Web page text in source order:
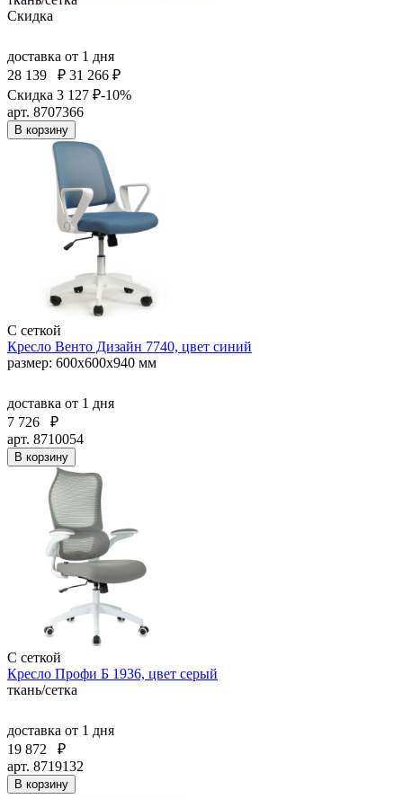
Скидка
доставка от 1 дня
28 139
₽ 31 266 ₽
Скидка 3 127 ₽-10%
арт. 8707366
В корзину
С сеткой
Кресло Венто Дизайн 7740, цвет синий
размер: 600х600х940 мм
доставка от 1 дня
7 726
₽
арт. 8710054
В корзину
С сеткой
Кресло Профи Б 1936, цвет серый
ткань/сетка
доставка от 1 дня
19 872
₽
арт. 8719132
В корзину